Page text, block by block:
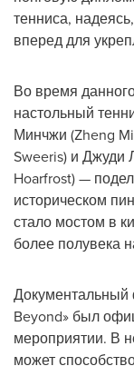
тенниса,
вперед для
Во время
настольный
Минчжи (Zheng
Sweeris) и Джуди
Hoarfrost) —
историческом
стало мостом в
более полувека
Документальный
Beyond» был
мероприятии. В
может